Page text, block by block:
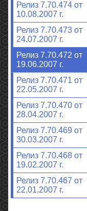
Релиз 7.70.474 от
10.08.2007 г.
Релиз 7.70.473 от
24.07.2007 г.
Релиз 7.70.472 от
19.06.2007 г.
Релиз 7.70.471 от
22.05.2007 г.
Релиз 7.70.470 от
28.04.2007 г.
Релиз 7.70.469 от
30.03.2007 г.
Релиз 7.70.468 от
19.02.2007 г.
Релиз 7.70.467 от
22.01.2007 г.